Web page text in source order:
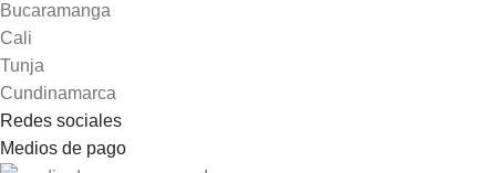
Bucaramanga
Cali
Tunja
Cundinamarca
Redes sociales
Medios de pago